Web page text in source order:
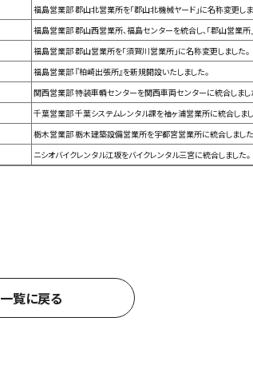
福島営業部 郡山北営業所を「郡山北機械ヤード」に名称変更しま
福島営業部 郡山西営業所、福島センターを統合し、「郡山営業所
福島営業部 郡山営業所を「須賀川営業所」に名称変更しました。
福島営業部 『柏崎出張所』を新規開設いたしました。
関西営業部 特装車輌センターを関西車両センターに統合しまし
千葉営業部 千葉システムレンタル課を袖ヶ浦営業所に統合しまし
栃木営業部 栃木建築設備営業所を宇都宮営業所に統合しました
ニシオバイクレンタル江坂をバイクレンタル三宮に統合しました。
一覧に戻る